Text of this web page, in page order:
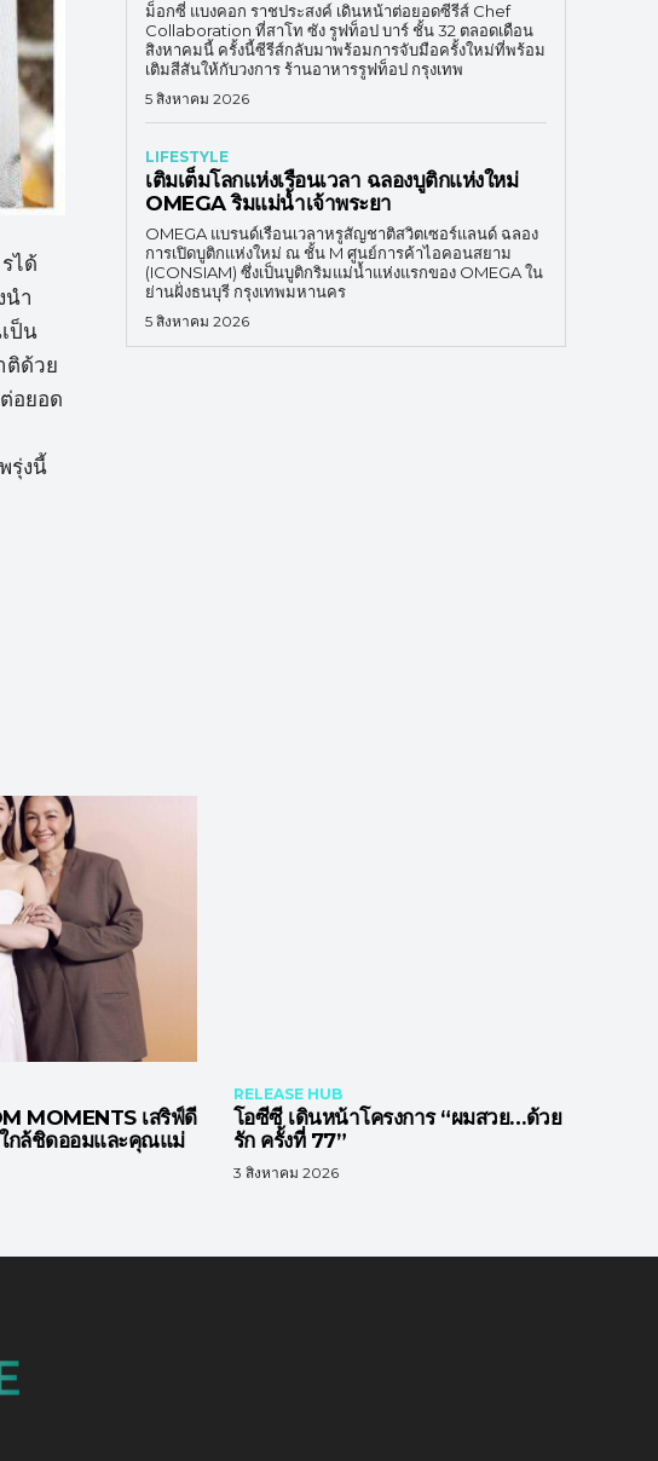
ได้
นำ
ป็น
ติด้วย
อยอด
รุ่งนี้
ม็อกซี่ แบงคอก ราชประสงค์ เดินหน้าต่อยอดซีรีส์ Chef
Collaboration ที่สาโท ซัง รูฟท็อป บาร์ ชั้น 32 ตลอดเดือน
สิงหาคมนี้ ครั้งนี้ซีรีส์กลับมาพร้อมการจับมือครั้งใหม่ที่พร้อม
เติมสีสันให้กับวงการ ร้านอาหารรูฟท็อป กรุงเทพ
5 สิงหาคม 2026
LIFESTYLE
เติมเต็มโลกแห่งเรือนเวลา ฉลองบูติกแห่งใหม่
OMEGA ริมแม่น้ำเจ้าพระยา
OMEGA แบรนด์เรือนเวลาหรูสัญชาติสวิตเซอร์แลนด์ ฉลอง
การเปิดบูติกแห่งใหม่ ณ ชั้น M ศูนย์การค้าไอคอนสยาม
(ICONSIAM) ซึ่งเป็นบูติกริมแม่น้ำแห่งแรกของ OMEGA ใน
ย่านฝั่งธนบุรี กรุงเทพมหานคร
5 สิงหาคม 2026
MOMENTS เสริฟ์ดี
กล้ชิดออมและคุณแม่
RELEASE HUB
โอซีซี เดินหน้าโครงการ “ผมสวย…ด้วย
รัก ครั้งที่ 77”
3 สิงหาคม 2026